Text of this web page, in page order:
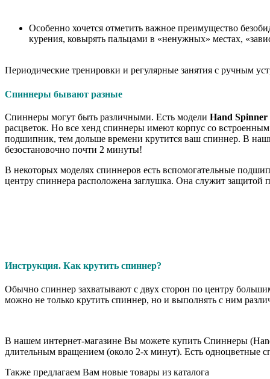
Особенно хочется отметить важное преимущество
курения, ковырять пальцами в «ненужных» местах,
Периодические тренировки и регулярные занятия с ручным
Спиннеры бывают разные
Спиннеры могут быть различными. Есть модели Hand Spinner
расцветок. Но все хенд спиннеры имеют корпус со
подшипник, тем дольше времени крутится ваш спиннер. В
безостановочно почти 2 минуты!
В некоторых моделях спиннеров есть вспомогательные
центру спиннера расположена заглушка. Она служит защитой
Инструкция. Как крутить спиннер?
Обычно спиннер захватывают с двух сторон по центру
можно не только крутить спиннер, но и выполнять с ним
В нашем интернет-магазине Вы можете купить Спиннеры
длительным вращением (около 2-х минут). Есть
Также предлагаем Вам новые товары из каталога